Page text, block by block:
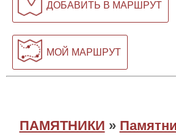
ДОБАВИТЬ В МАРШРУТ
МОЙ МАРШРУТ
ПАМЯТНИКИ »